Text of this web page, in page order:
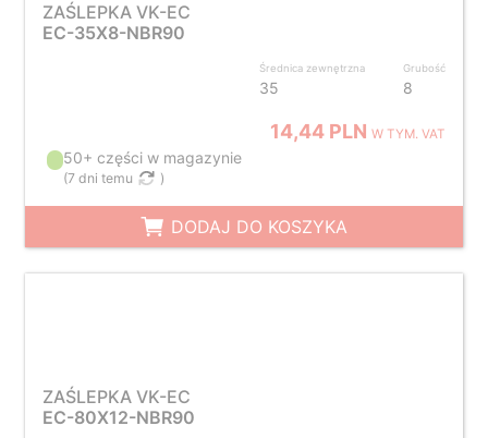
ZAŚLEPKA VK-EC
EC-35X8-NBR90
Średnica zewnętrzna
35
Grubość
8
14,44 PLNW TYM. VAT
50+ części w magazynie
(7 dni temu )
DODAJ DO KOSZYKA
ZAŚLEPKA VK-EC
EC-80X12-NBR90